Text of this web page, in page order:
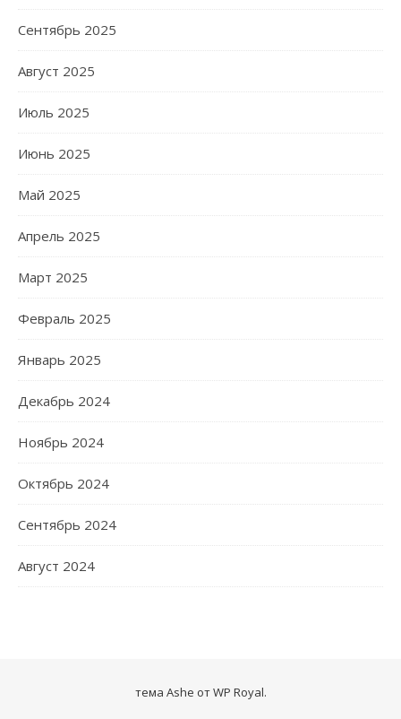
Сентябрь 2025
Август 2025
Июль 2025
Июнь 2025
Май 2025
Апрель 2025
Март 2025
Февраль 2025
Январь 2025
Декабрь 2024
Ноябрь 2024
Октябрь 2024
Сентябрь 2024
Август 2024
тема Ashe отWP Royal.